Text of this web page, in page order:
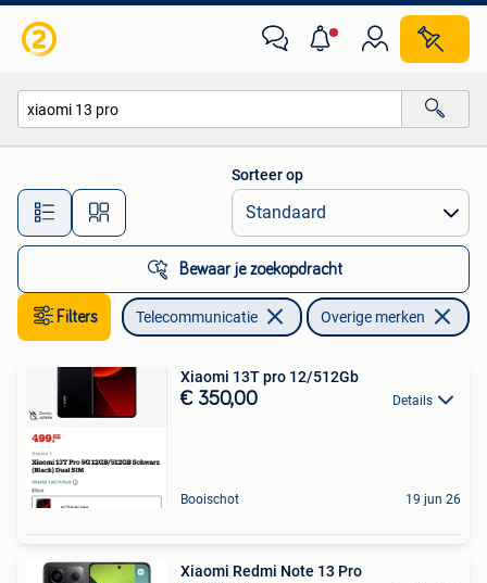
Alle afstanden…
Sorteer op
Bewaar je zoekopdracht
Filters Telecommunicatie Overige merken
Xiaomi 13T pro 12/512Gb
€ 350,00 Details
Booischot 19 jun 26
Xiaomi Redmi Note 13 Pro